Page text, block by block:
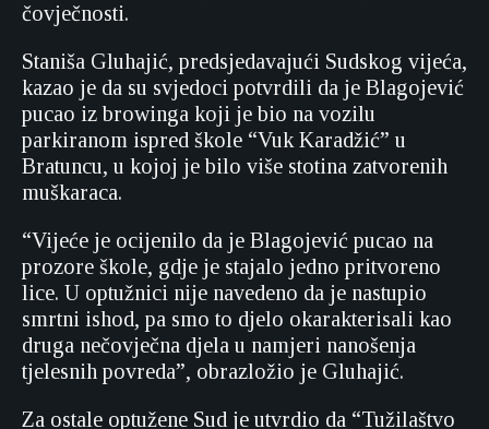
čovječnosti.
Staniša Gluhajić, predsjedavajući Sudskog vijeća,
kazao je da su svjedoci potvrdili da je Blagojević
pucao iz browinga koji je bio na vozilu
parkiranom ispred škole “Vuk Karadžić” u
Bratuncu, u kojoj je bilo više stotina zatvorenih
muškaraca.
“Vijeće je ocijenilo da je Blagojević pucao na
prozore škole, gdje je stajalo jedno pritvoreno
lice. U optužnici nije navedeno da je nastupio
smrtni ishod, pa smo to djelo okarakterisali kao
druga nečovječna djela u namjeri nanošenja
tjelesnih povreda”, obrazložio je Gluhajić.
Za ostale optužene Sud je utvrdio da “Tužilaštvo